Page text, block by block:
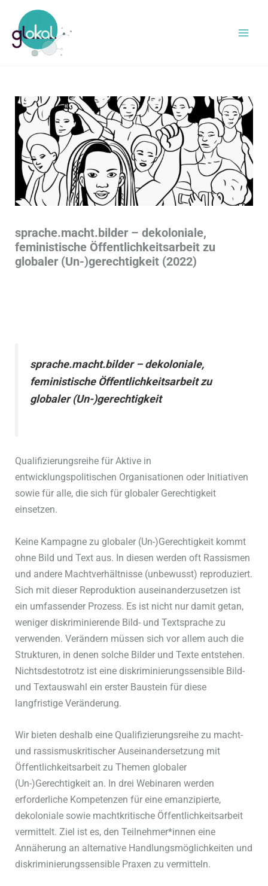
Inhalt
springen
sprache.macht.bilder – dekoloniale,
feministische Öffentlichkeitsarbeit zu
globaler (Un-)gerechtigkeit (2022)
sprache.macht.bilder – dekoloniale,
feministische Öffentlichkeitsarbeit zu
globaler (Un-)gerechtigkeit
Qualifizierungsreihe für Aktive in
entwicklungspolitischen Organisationen oder Initiativen
sowie für alle, die sich für globaler Gerechtigkeit
einsetzen.
Keine Kampagne zu globaler (Un-)Gerechtigkeit kommt
ohne Bild und Text aus. In diesen werden oft Rassismen
und andere Machtverhältnisse (unbewusst) reproduziert.
Sich mit dieser Reproduktion auseinanderzusetzen ist
ein umfassender Prozess. Es ist nicht nur damit getan,
weniger diskriminierende Bild- und Textsprache zu
verwenden. Verändern müssen sich vor allem auch die
Strukturen, in denen solche Bilder und Texte entstehen.
Nichtsdestotrotz ist eine diskriminierungssensible Bild-
und Textauswahl ein erster Baustein für diese
langfristige Veränderung.
Wir bieten deshalb eine Qualifizierungsreihe zu macht-
und rassismuskritischer Auseinandersetzung mit
Öffentlichkeitsarbeit zu Themen globaler
(Un-)Gerechtigkeit an. In drei Webinaren werden
erforderliche Kompetenzen für eine emanzipierte,
dekoloniale sowie machtkritische Öffentlichkeitsarbeit
vermittelt. Ziel ist es, den Teilnehmer*innen eine
Annäherung an alternative Handlungsmöglichkeiten und
diskriminierungssensible Praxen zu vermitteln.